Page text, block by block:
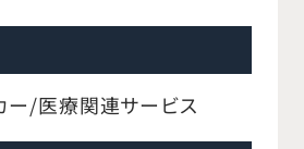
ー/医療関連サービス